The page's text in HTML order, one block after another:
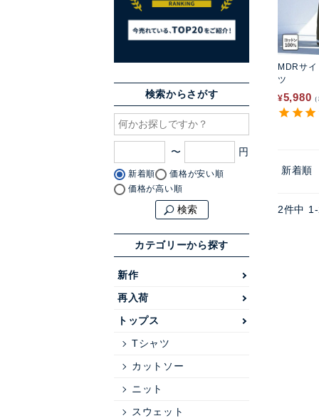
検索からさがす
〜
新着順
価格が安い順
価格が高い順
検索
カテゴリーから探す
新作
再入荷
トップス
Tシャツ
カットソー
ニット
スウェット
MDRサ
ツ
¥5,980
新着順
2件中 1 -